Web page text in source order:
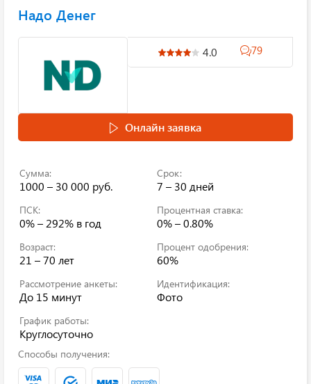
Надо Денег
4.0 79
Онлайн заявка
Сумма:
1000 – 30 000 руб.
Срок:
7 – 30 дней
ПСК:
0% – 292% в год
Процентная ставка:
0% – 0.80%
Возраст:
21 – 70 лет
Процент одобрения:
60%
Рассмотрение анкеты:
До 15 минут
Идентификация:
Фото
График работы:
Круглосуточно
Способы получения: